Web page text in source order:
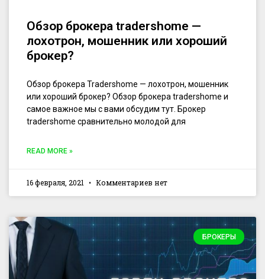
Обзор брокера tradershome —
лохотрон, мошенник или хороший
брокер?
Обзор брокера Tradershome — лохотрон, мошенник
или хороший брокер? Обзор брокера tradershome и
самое важное мы с вами обсудим тут. Брокер
tradershome сравнительно молодой для
READ MORE »
16 февраля, 2021 Комментариев нет
БРОКЕРЫ